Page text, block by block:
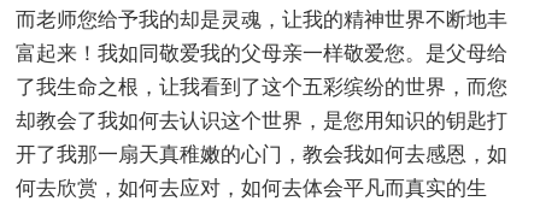
而老师您给予我的却是灵魂，让我的精神世界不断地丰
富起来！我如同敬爱我的父母亲一样敬爱您。是父母给
了我生命之根，让我看到了这个五彩缤纷的世界，而您
却教会了我如何去认识这个世界，是您用知识的钥匙打
开了我那一扇天真稚嫩的心门，教会我如何去感恩，如
何去欣赏，如何去应对，如何去体会平凡而真实的生